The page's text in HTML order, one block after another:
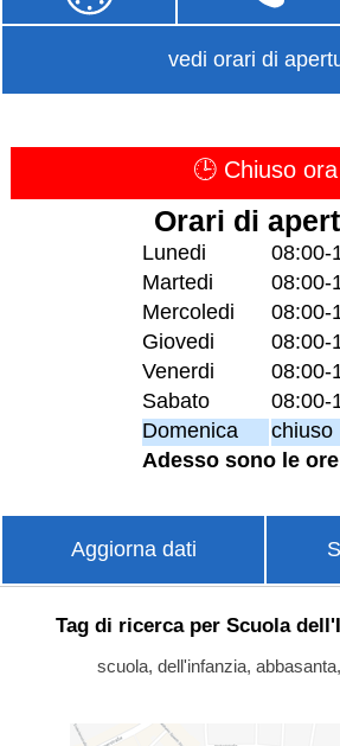
vedi orari di
🕒 Chiuso ora
Orari di
Lunedi
08:00-
Martedi
08:00-
Mercoledi
08:00-
Giovedi
08:00-
Venerdi
08:00-
Sabato
08:00-
Domenica
chiuso
Adesso sono le
Aggiorna dati
Tag di ricerca per Scuola
scuola, dell'infanzia,